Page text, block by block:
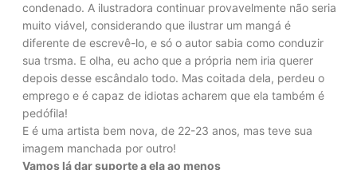
condenado. A ilustradora continuar provavelmente não seria
muito viável, considerando que ilustrar um mangá é
diferente de escrevê-lo, e só o autor sabia como conduzir
sua trsma. E olha, eu acho que a própria nem iria querer
depois desse escândalo todo. Mas coitada dela, perdeu o
emprego e é capaz de idiotas acharem que ela também é
pedófila!
E é uma artista bem nova, de 22-23 anos, mas teve sua
imagem manchada por outro!
Vamos lá dar suporte a ela ao menos